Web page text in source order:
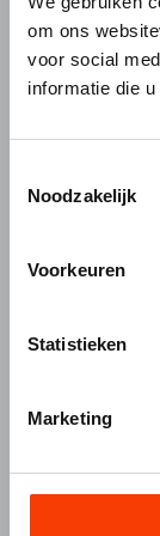
om ons
voor social
informatie die
Noodzakelijk
Voorkeuren
Statistieken
Marketing
Garderobes &
Lockers &
Sanitaire
ALUMINIUM
Engineering en 3D
Aluminium